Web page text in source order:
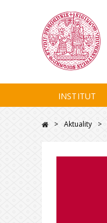
INSTITUT
Aktuality